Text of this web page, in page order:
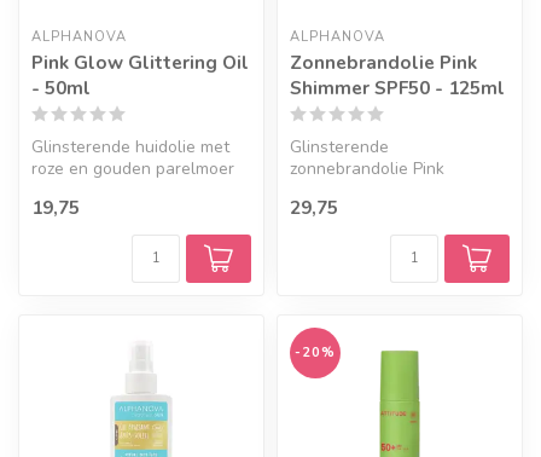
ALPHANOVA
Pink Glow Glittering Oil
- 50ml
Glinsterende huidolie met
roze en gouden parelmoer
Glitte...
19,75
ALPHANOVA
Zonnebrandolie Pink
Shimmer SPF50 - 125ml
Glinsterende
zonnebrandolie Pink
glinstering, natuurlijke...
29,75
-20%